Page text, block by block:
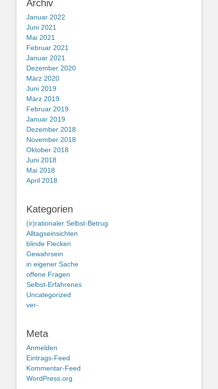
Archiv
Januar 2022
Juni 2021
Mai 2021
Februar 2021
Januar 2021
Dezember 2020
März 2020
Juni 2019
März 2019
Februar 2019
Januar 2019
Dezember 2018
November 2018
Oktober 2018
Juni 2018
Mai 2018
April 2018
Kategorien
(ir)rationaler Selbst-Betrug
Alltagseinsichten
blinde Flecken
Gewahrsein
in eigener Sache
offene Fragen
Selbst-Erfahrenes
Uncategorized
ver-
Meta
Anmelden
Eintrags-Feed
Kommentar-Feed
WordPress.org